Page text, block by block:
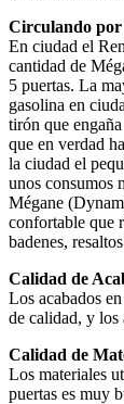
Circulando
En ciudad el
cantidad de
5 puertas. La
gasolina en
tirón que
que en verdad
la ciudad el
unos consumos
Mégane
confortable que
badenes,
Calidad de
Los acabados
de calidad, y los
Calidad de
Los materiales
puertas es muy